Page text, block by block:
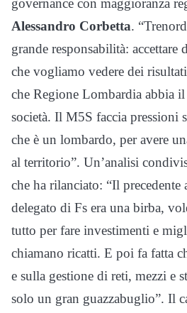
governance con maggioranza
Alessandro Corbetta.
grande responsabilità: accettare
che vogliamo vedere dei
che Regione Lombardia abbia
società. Il M5S faccia pressioni
che è un lombardo, per avere
al territorio”. Un’analisi
che ha rilanciato: “Il precedente
delegato di Fs era una birba,
tutto per fare investimenti e
chiamano ricatti. E poi fa fatta
e sulla gestione di reti, mezzi e
solo un gran guazzabuglio”. Il